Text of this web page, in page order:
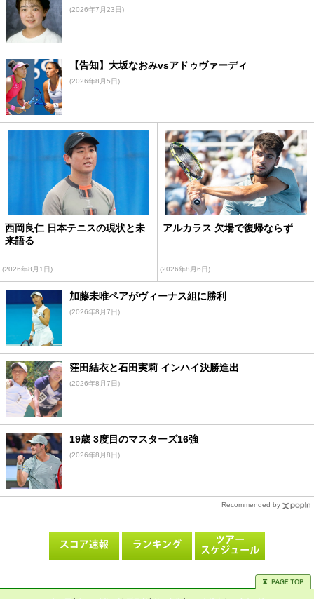
(2026年7月23日)
【告知】大坂なおみvsアドゥヴァーディ
(2026年8月5日)
西岡良仁 日本テニスの現状と未
来語る
(2026年8月1日)
アルカラス 欠場で復帰ならず
(2026年8月6日)
加藤未唯ペアがヴィーナス組に勝利
(2026年8月7日)
窪田結衣と石田実莉 インハイ決勝進出
(2026年8月7日)
19歳 3度目のマスターズ16強
(2026年8月8日)
Recommended by